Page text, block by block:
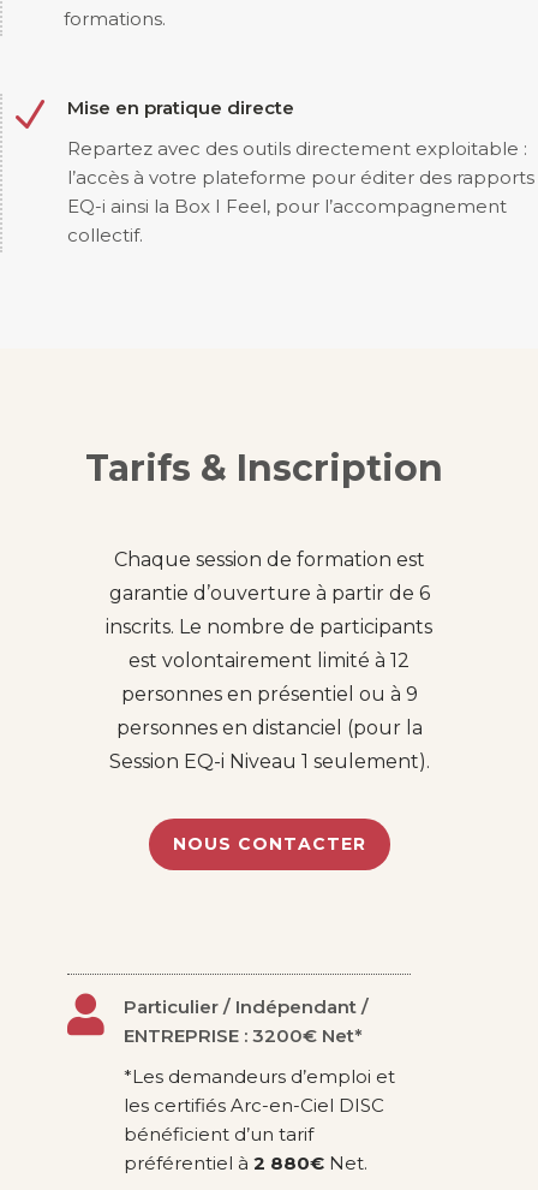
formations.
N
Mise en pratique directe
Repartez avec des outils directement exploitable :
l’accès à votre plateforme pour éditer des rapports
EQ-i ainsi la Box I Feel, pour l’accompagnement
collectif.
Tarifs & Inscription
Chaque session de formation est
garantie d’ouverture à partir de 6
inscrits. Le nombre de participants
est volontairement limité à 12
personnes en présentiel ou à 9
personnes en distanciel (pour la
Session EQ-i Niveau 1 seulement).
NOUS CONTACTER

Particulier / Indépendant /
ENTREPRISE : 3200€ Net*
*Les demandeurs d’emploi et
les certifiés Arc-en-Ciel DISC
bénéficient d’un tarif
préférentiel à2 880€ Net.